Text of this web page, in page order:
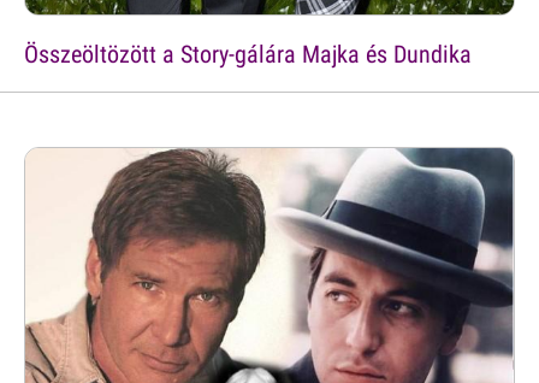
Összeöltözött a Story-gálára Majka és Dundika